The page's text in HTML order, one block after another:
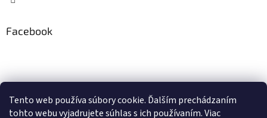
Tento web používa súbory cookie. Ďalším prechádzaním
tohto webu vyjadrujete súhlas s ich používaním. Viac
Facebook
Nákupný košík
0KS / €0